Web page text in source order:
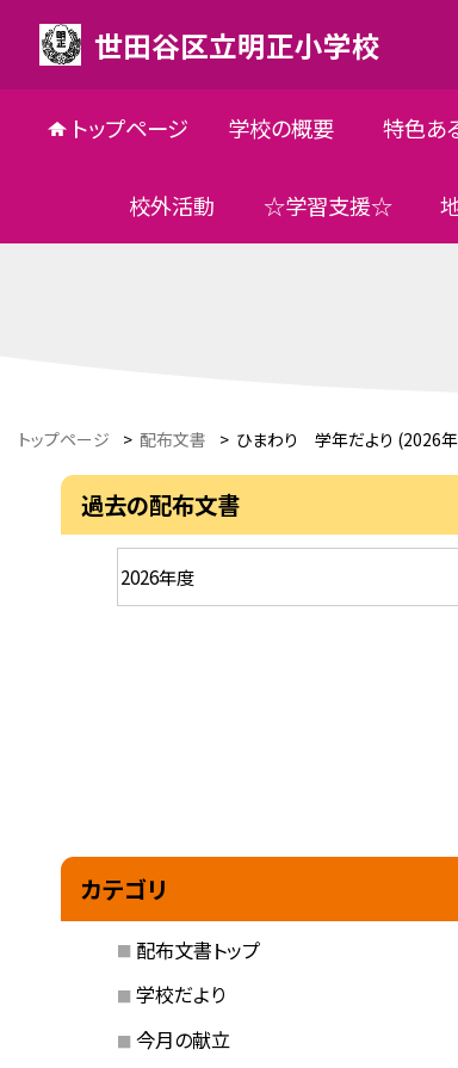
世田谷区立明正小学校
トップページ 学校の概要 特色あ
校外活動 ☆学習支援☆
トップページ > 配布文書 > ひまわり 学年だより (2026
過去の配布文書
カテゴリ
配布文書トップ
学校だより
今月の献立